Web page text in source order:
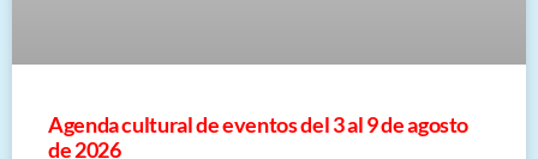
​Agenda cultural de eventos del 3 al 9 de agosto
de 2026